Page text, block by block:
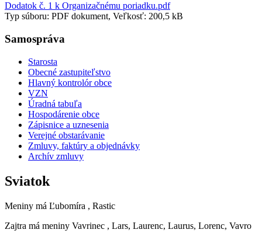
Dodatok č. 1 k Organizačnému poriadku.pdf
Typ súboru: PDF dokument, Veľkosť: 200,5 kB
Samospráva
Starosta
Obecné zastupiteľstvo
Hlavný kontrolór obce
VZN
Úradná tabuľa
Hospodárenie obce
Zápisnice a uznesenia
Verejné obstarávanie
Zmluvy, faktúry a objednávky
Archív zmluvy
Sviatok
Meniny má Ľubomíra , Rastic
Zajtra má meniny Vavrinec , Lars, Laurenc, Laurus, Lorenc, Vavro